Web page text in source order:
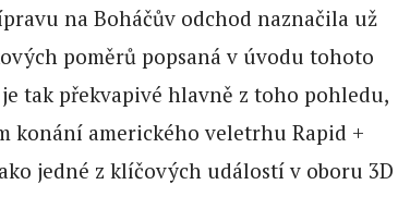
na Boháčův odchod naznačila už
poměrů popsaná v úvodu tohoto
tak překvapivé hlavně z toho pohledu,
konání amerického veletrhu Rapid +
jedné z klíčových událostí v oboru 3D